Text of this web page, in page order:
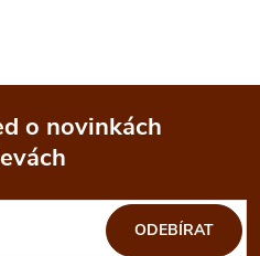
o novinkách
ODEBÍRAT